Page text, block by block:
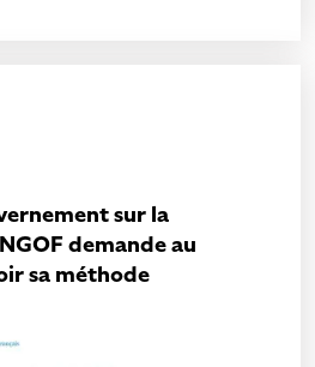
sur la
demande au
sa méthode